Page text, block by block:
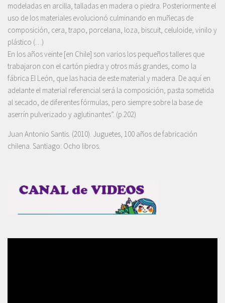
modeladas en arcilla, talladas en madera o piedra. Posteriormente el
uso de los materiales evolucionó culminando en muñecas de
composición, cera, trapo, porcelana, loza, biscuit, celuloide, vinilo y
plástico (…)
En los años veinte [en Chile] son varios los pequeños talleres que
trabajaron con el cartón piedra y otros más grandes, como la
fábrica El León, que las hacia de este material y madera. De aquí en
adelante el material referencial será la composición, pasta sometida
al secado, de diferentes fórmulas, pero siempre sobre la base de
aserrín pulverizado y aglutinantes”. (p.202)
Juan Antonio Santis. (2010). Juguetes, 100 años de fabricación
chilena. Santiago: Ocho libros.